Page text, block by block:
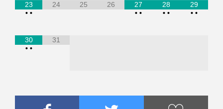
23
• •
24 25 26
27
• •
28
• •
29
• •
30
• •
31